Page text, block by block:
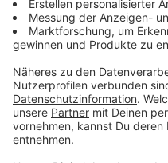
Zum
Du möchtest